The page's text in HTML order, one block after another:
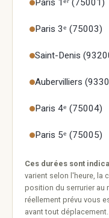
Paris 3ᵉ (75003)
Saint-Denis
Aubervilliers
Paris 4ᵉ (75004)
Paris 5ᵉ (75005)
Ces durées sont
varient selon l'heure, la
position du serrurier au
réellement prévu vous
avant tout